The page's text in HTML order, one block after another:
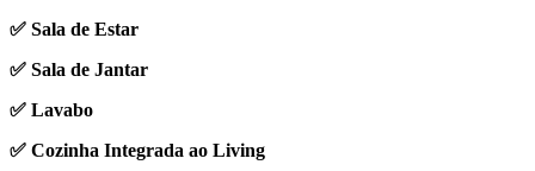
✅ Sala de Estar
✅ Sala de Jantar
✅ Lavabo
✅ Cozinha Integrada ao Living